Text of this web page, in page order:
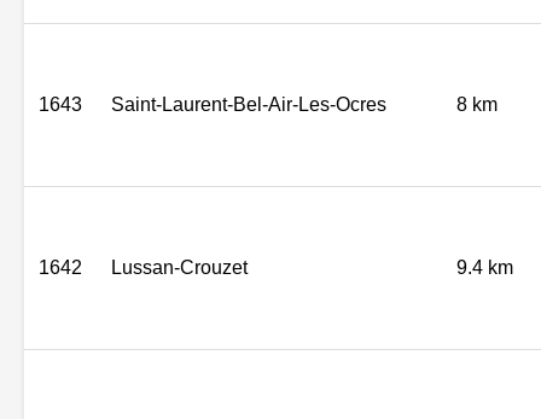
1643 Saint-Laurent-Bel-Air-Les-Ocres 8 km
1642 Lussan-Crouzet 9.4 km